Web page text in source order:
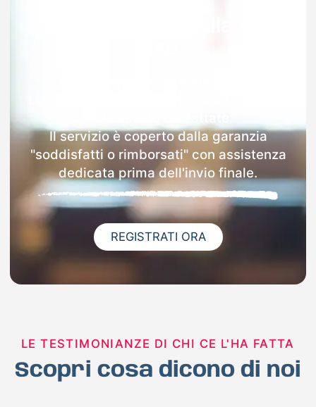
Il servizio è coperto dalla garanzia
"soddisfatti o rimborsati" con assistenza
dedicata prima dell'invio finale.
REGISTRATI ORA
LE TESTIMONIANZE DI CHI CE L'HA FATTA
Scopri cosa dicono di noi